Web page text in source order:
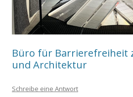
Büro für Barrierefreiheit
und Architektur
Schreibe eine Antwort